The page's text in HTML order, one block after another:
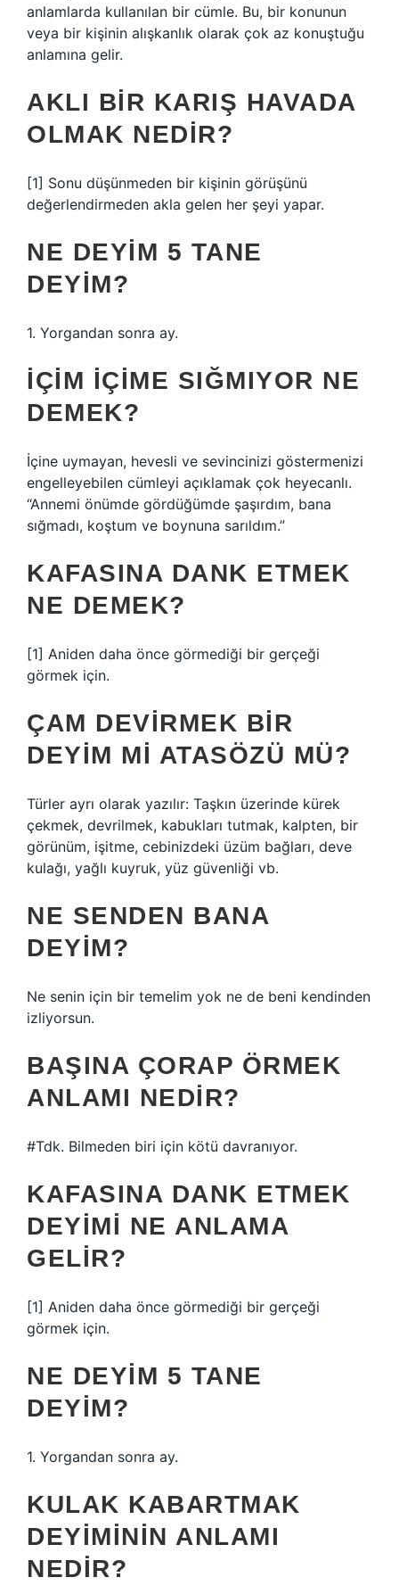
anlamlarda kullanılan bir cümle. Bu, bir konunun
veya bir kişinin alışkanlık olarak çok az konuştuğu
anlamına gelir.
AKLI BIR KARIŞ HAVADA
OLMAK NEDIR?
[1] Sonu düşünmeden bir kişinin görüşünü
değerlendirmeden akla gelen her şeyi yapar.
NE DEYIM 5 TANE
DEYIM?
1. Yorgandan sonra ay.
İÇIM IÇIME SIĞMIYOR NE
DEMEK?
İçine uymayan, hevesli ve sevincinizi göstermenizi
engelleyebilen cümleyi açıklamak çok heyecanlı.
“Annemi önümde gördüğümde şaşırdım, bana
sığmadı, koştum ve boynuna sarıldım.”
KAFASINA DANK ETMEK
NE DEMEK?
[1] Aniden daha önce görmediği bir gerçeği
görmek için.
ÇAM DEVIRMEK BIR
DEYIM MI ATASÖZÜ MÜ?
Türler ayrı olarak yazılır: Taşkın üzerinde kürek
çekmek, devrilmek, kabukları tutmak, kalpten, bir
görünüm, işitme, cebinizdeki üzüm bağları, deve
kulağı, yağlı kuyruk, yüz güvenliği vb.
NE SENDEN BANA
DEYIM?
Ne senin için bir temelim yok ne de beni kendinden
izliyorsun.
BAŞINA ÇORAP ÖRMEK
ANLAMI NEDIR?
#Tdk. Bilmeden biri için kötü davranıyor.
KAFASINA DANK ETMEK
DEYIMI NE ANLAMA
GELIR?
[1] Aniden daha önce görmediği bir gerçeği
görmek için.
NE DEYIM 5 TANE
DEYIM?
1. Yorgandan sonra ay.
KULAK KABARTMAK
DEYIMININ ANLAMI
NEDIR?